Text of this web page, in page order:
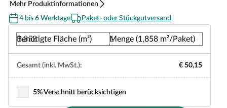
Mehr Produktinformationen
4 bis 6 Werktage
Paket- oder Stückgutversand
Benötigte Fläche (m²) Menge (1,858 m²/Paket)
Gesamt (inkl. MwSt.): € 50,15
5% Verschnitt berücksichtigen